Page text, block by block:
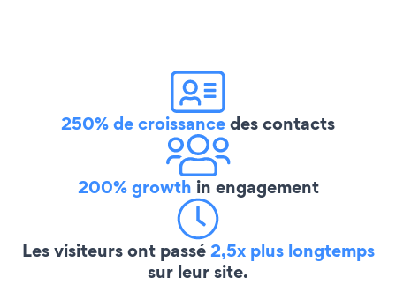
250% de croissancedes contacts
200% growth in engagement
Les visiteurs ont passé2,5x plus longtemps
sur leur site.